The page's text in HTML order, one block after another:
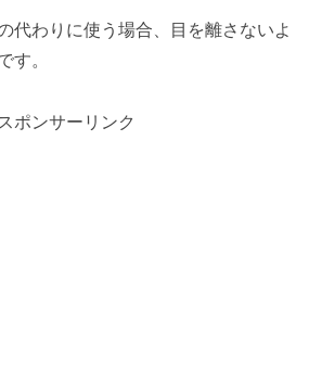
代わりに使う場合、目を離さないよ
す。
スポンサーリンク